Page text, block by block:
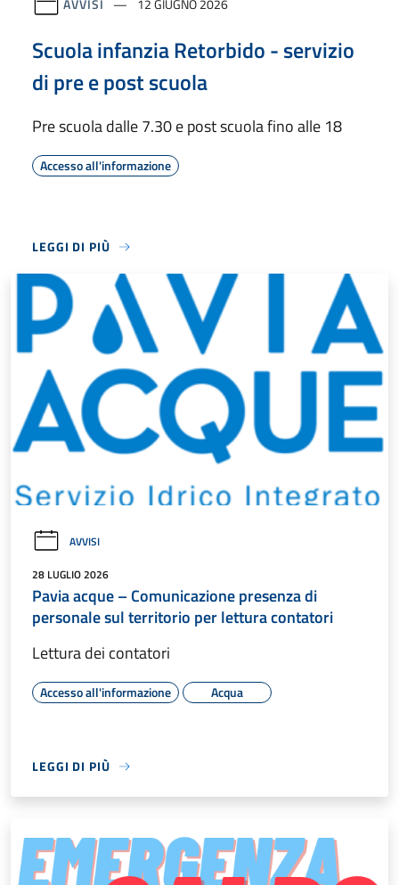
Scuola infanzia Retorbido - servizio
di pre e post scuola
Pre scuola dalle 7.30 e post scuola fino alle 18
Accesso all'informazione
LEGGI DI PIÙ
AVVISI
28 LUGLIO 2026
Pavia acque – Comunicazione presenza di
personale sul territorio per lettura contatori
Lettura dei contatori
Accesso all'informazione Acqua
LEGGI DI PIÙ